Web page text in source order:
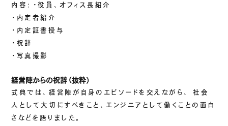
CASES
SUSTAINABILITY
認証／資格
SDGsへの取り組み
コンプライアンス
労働情報の公開
内容：・役員、オフィス長紹介
・内定者紹介
・内定証書授与
・祝辞
・写真撮影
経営陣からの祝辞（抜粋）
式典では、経営陣が自身のエピソードを交えながら、 社会
人として大切にすべきこと、エンジニアとして働くことの面白
さなどを語りました。